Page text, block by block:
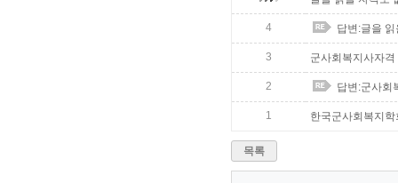
4 답변:글을
3 군사회복지사자격
2 답변:군사회
1 한국군사회복지
목록